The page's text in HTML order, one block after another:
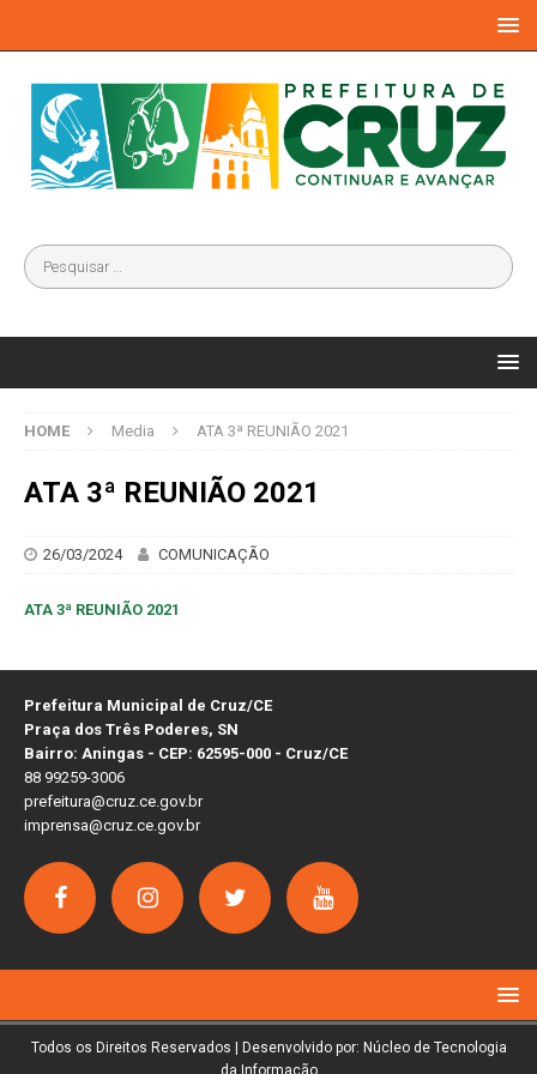
HOME Media ATA 3ª REUNIÃO 2021
ATA 3ª REUNIÃO 2021
26/03/2024 COMUNICAÇÃO
ATA 3ª REUNIÃO 2021
Prefeitura Municipal de Cruz/CE
Praça dos Três Poderes, SN
Bairro: Aningas - CEP: 62595-000 - Cruz/CE
88 99259-3006
prefeitura@cruz.ce.gov.br
imprensa@cruz.ce.gov.br
Todos os Direitos Reservados | Desenvolvido por: Núcleo de Tecnologia
da Informação